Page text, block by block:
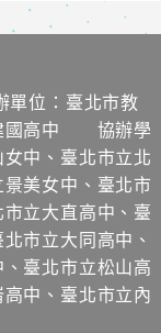
位：臺北市教
國高中 協辦學
中、臺北市立北
美女中、臺北市
立大直高中、臺
市立大同高中、
臺北市立松山高
中、臺北市立內